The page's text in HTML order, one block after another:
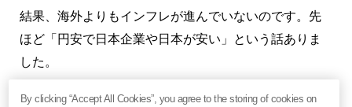
結果、海外よりもインフレが進んでいないのです。先
ほど「円安で日本企業や日本が安い」という話ありま
した。
確かに円安の恩恵は間違いなくある。ただそれだけで
By clicking “Accept All Cookies”, you agree to the storing of cookies on